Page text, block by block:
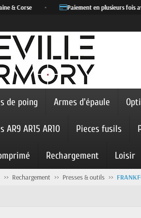
Corse • Paiement en plusieurs fois avec
de poing Armes d'épaule
AR9 AR15 AR10 Pieces fusils
Rechargement Loisir
Rechargement Presses & outils